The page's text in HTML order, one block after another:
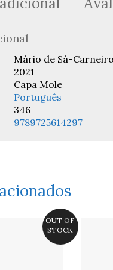
Mário de Sá-Carneiro
2021
Capa Mole
Português
346
9789725614297
OUT OF
STOCK